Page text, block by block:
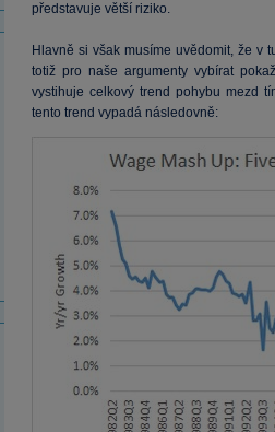
představuje větší riziko.
Hlavně si však musíme uvědomit, že v
totiž pro naše argumenty vybírat
vystihuje celkový trend pohybu mezd
tento trend vypadá následovně: